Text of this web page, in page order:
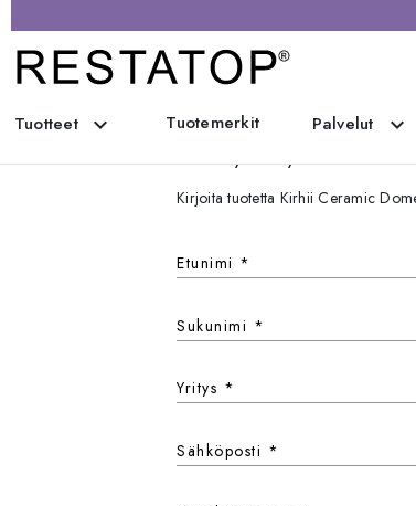
Tuotteet expand_more Tuotemerkit Palvelut expand_more
Kirjoita tuotetta Kirhii Ceramic
Etunimi *
Sukunimi *
Yritys *
Sähköposti *